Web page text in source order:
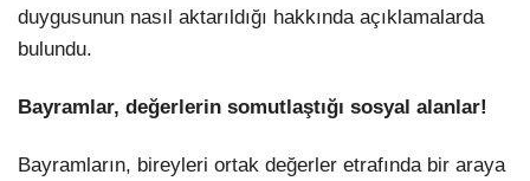
LinkedIn
duygusunun nasıl aktarıldığı hakkında açıklamalarda
bulundu.
Bayramlar, değerlerin somutlaştığı sosyal alanlar!
Bayramların, bireyleri ortak değerler etrafında bir araya